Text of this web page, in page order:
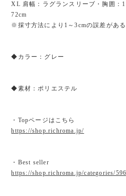
XL 肩幅：ラグランスリーブ・胸囲：
72cm
※採寸方法により1～3cmの誤差があ
◆カラー：グレー
◆素材：ポリエステル
・Topページはこちら
https://shop.richroma.jp/
・Best seller
https://shop.richroma.jp/categories/